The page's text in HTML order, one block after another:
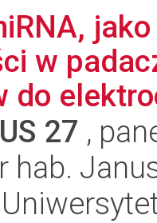
w
do
27 ,
hab.